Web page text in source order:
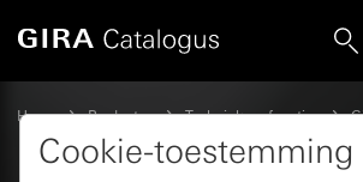
Home Producten Techniek en functies
Gira bedieningsapparaten voor KNX
Cookie-toestemming